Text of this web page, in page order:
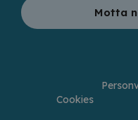
Motta
Cookies